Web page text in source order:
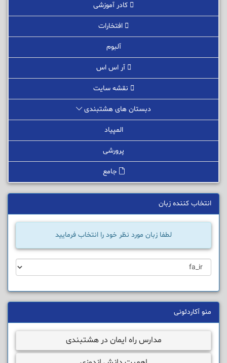
کادر آموزشی
افتخارات
آلبوم
آر اس اس
نقشه سایت
دبستان های هشتبندی
المپیاد
پرورشی
جامع
انتخاب کننده زبان
لطفا زبان مورد نظر خود را انتخاب فرمایید
منو آکاردئونی
مدارس راه ایمان در هشتبندی